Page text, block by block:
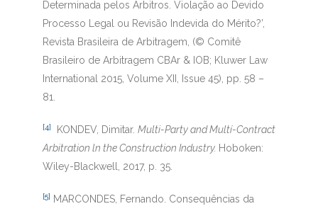
Determinada pelos Árbitros. Violação ao Devido
Processo Legal ou Revisão Indevida do Mérito?’,
Revista Brasileira de Arbitragem, (© Comitê
Brasileiro de Arbitragem CBAr & IOB; Kluwer Law
International 2015, Volume XII, Issue 45), pp. 58 –
81.
[4] KONDEV, Dimitar. Multi-Party and Multí-Contract
Arbitration ln the Construction Industry. Hoboken:
Wiley-Blackwell, 2017, p. 35.
[5] MARCONDES, Fernando. Consequências da